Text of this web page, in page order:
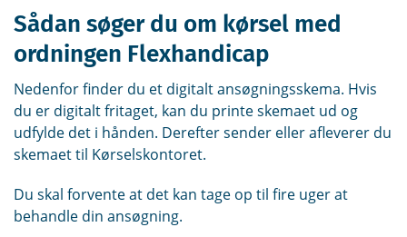
Sådan søger du om kørsel med
ordningen Flexhandicap
Nedenfor finder du et digitalt ansøgningsskema. Hvis
du er digitalt fritaget, kan du printe skemaet ud og
udfylde det i hånden. Derefter sender eller afleverer du
skemaet til Kørselskontoret.
Du skal forvente at det kan tage op til fire uger at
behandle din ansøgning.